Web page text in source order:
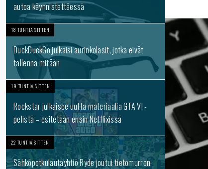
autoa käynnistettäessä
18 TUNTIA SITTEN
DuckDuckGo julkaisi aurinkolasit, jotka eivät
tallenna mitään
19 TUNTIA SITTEN
Rockstar julkaisee uutta materiaalia GTA VI -
pelistä – esitetään ensin Netflixissä
22 TUNTIA SITTEN
Sähköpotkulautayhtiö Ryde joutui tietomurron